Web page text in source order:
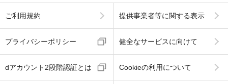
ご利用規約 提供事業者等に関する表示
プライバシーポリシー 健全なサービスに向けて
dアカウント2段階認証とは Cookieの利用について